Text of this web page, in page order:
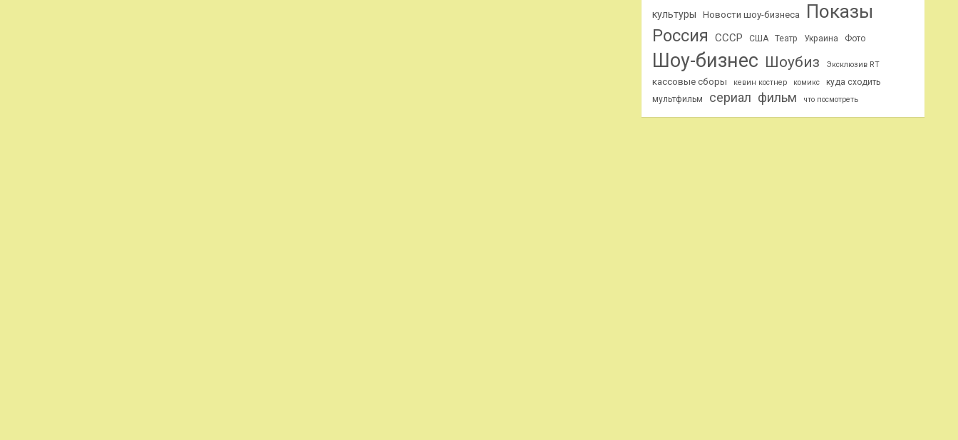
культуры Новости шоу-бизнеса Показы
Россия СССР США Театр Украина Фото
Шоу-бизнес Шоубиз Эксклюзив RT
кассовые сборы кевин костнер комикс
куда сходить
мультфильм
сериал фильм что посмотреть